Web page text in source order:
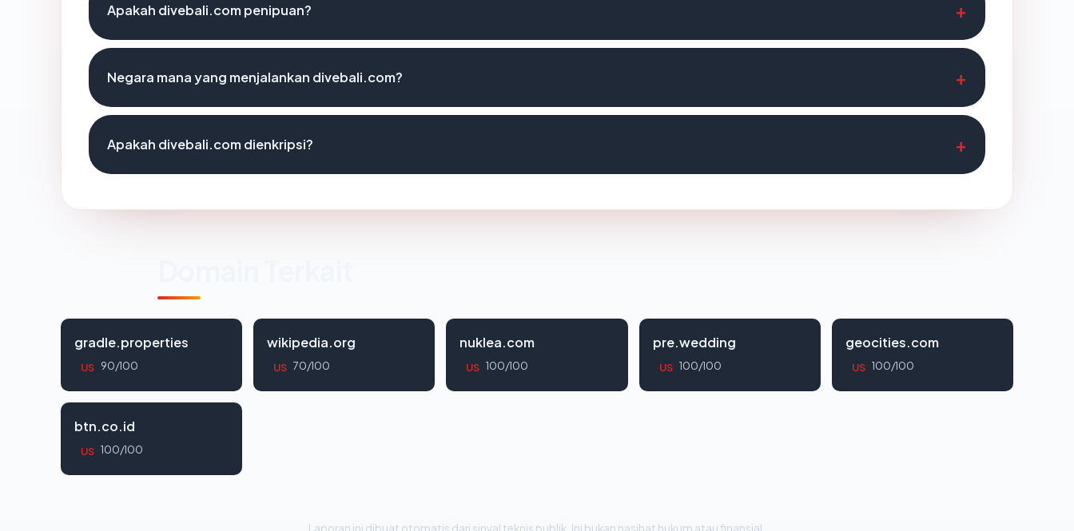
Apakah divebali.com penipuan?
Negara mana yang menjalankan divebali.com?
Apakah divebali.com dienkripsi?
gradle.properties
US 90/100
wikipedia.org
US 70/100
nuklea.com
US 100/100
pre.wedding
US 100/100
geocities.com
US 100/100
btn.co.id
US 100/100
Laporan ini dibuat otomatis dari sinyal teknis publik. Ini bukan nasihat hukum atau finansial.